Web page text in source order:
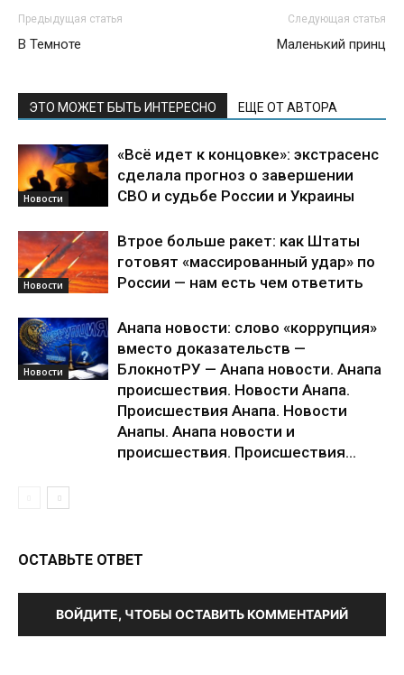
Предыдущая статья
В Темноте
Следующая статья
Маленький принц
ЭТО МОЖЕТ БЫТЬ ИНТЕРЕСНО ЕЩЕ ОТ АВТОРА
Новости
«Всё идет к концовке»: экстрасенс
сделала прогноз о завершении
СВО и судьбе России и Украины
Новости
Втрое больше ракет: как Штаты
готовят «массированный удар» по
России — нам есть чем ответить
Новости
Анапа новости: слово «коррупция»
вместо доказательств —
БлокнотРУ — Анапа новости. Анапа
происшествия. Новости Анапа.
Происшествия Анапа. Новости
Анапы. Анапа новости и
происшествия. Происшествия...
ОСТАВЬТЕ ОТВЕТ
ВОЙДИТЕ, ЧТОБЫ ОСТАВИТЬ КОММЕНТАРИЙ